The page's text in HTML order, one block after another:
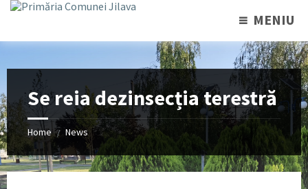
MENIU
Se reia dezinsecția terestră
Home / News